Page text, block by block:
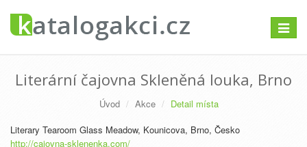
Literární čajovna Skleněná louka, Brno
Úvod Akce
Detail místa
Literary Tearoom Glass Meadow, Kounicova, Brno, Česko
http://cajovna-sklenenka.com/